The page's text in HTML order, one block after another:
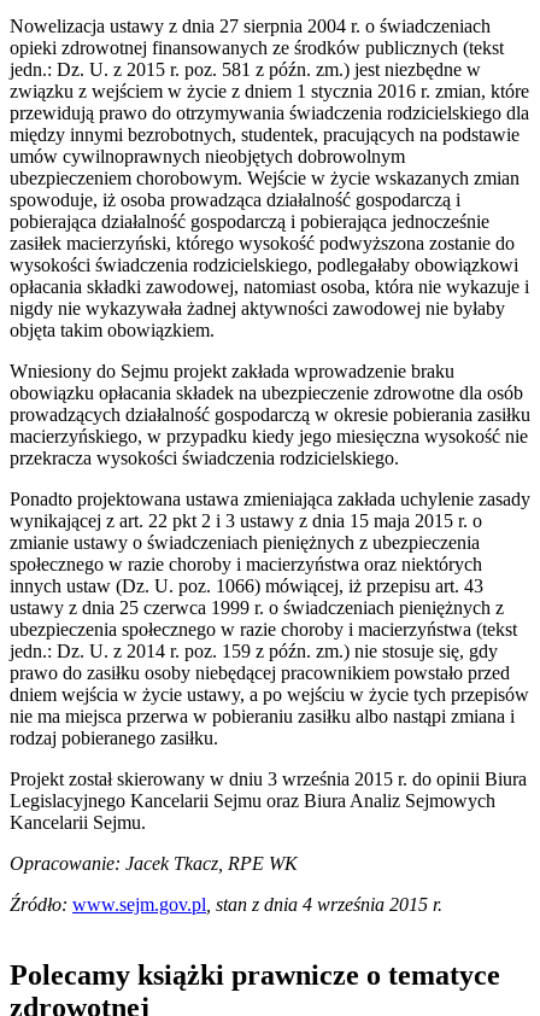
Nowelizacja ustawy z dnia 27 sierpnia 2004 r. o świadczeniach
opieki zdrowotnej finansowanych ze środków publicznych (tekst
jedn.: Dz. U. z 2015 r. poz. 581 z późn. zm.) jest niezbędne w
związku z wejściem w życie z dniem 1 stycznia 2016 r. zmian, które
przewidują prawo do otrzymywania świadczenia rodzicielskiego dla
między innymi bezrobotnych, studentek, pracujących na podstawie
umów cywilnoprawnych nieobjętych dobrowolnym
ubezpieczeniem chorobowym. Wejście w życie wskazanych zmian
spowoduje, iż osoba prowadząca działalność gospodarczą i
pobierająca działalność gospodarczą i pobierająca jednocześnie
zasiłek macierzyński, którego wysokość podwyższona zostanie do
wysokości świadczenia rodzicielskiego, podlegałaby obowiązkowi
opłacania składki zawodowej, natomiast osoba, która nie wykazuje i
nigdy nie wykazywała żadnej aktywności zawodowej nie byłaby
objęta takim obowiązkiem.
Wniesiony do Sejmu projekt zakłada wprowadzenie braku
obowiązku opłacania składek na ubezpieczenie zdrowotne dla osób
prowadzących działalność gospodarczą w okresie pobierania zasiłku
macierzyńskiego, w przypadku kiedy jego miesięczna wysokość nie
przekracza wysokości świadczenia rodzicielskiego.
Ponadto projektowana ustawa zmieniająca zakłada uchylenie zasady
wynikającej z art. 22 pkt 2 i 3 ustawy z dnia 15 maja 2015 r. o
zmianie ustawy o świadczeniach pieniężnych z ubezpieczenia
społecznego w razie choroby i macierzyństwa oraz niektórych
innych ustaw (Dz. U. poz. 1066) mówiącej, iż przepisu art. 43
ustawy z dnia 25 czerwca 1999 r. o świadczeniach pieniężnych z
ubezpieczenia społecznego w razie choroby i macierzyństwa (tekst
jedn.: Dz. U. z 2014 r. poz. 159 z późn. zm.) nie stosuje się, gdy
prawo do zasiłku osoby niebędącej pracownikiem powstało przed
dniem wejścia w życie ustawy, a po wejściu w życie tych przepisów
nie ma miejsca przerwa w pobieraniu zasiłku albo nastąpi zmiana i
rodzaj pobieranego zasiłku.
Projekt został skierowany w dniu 3 września 2015 r. do opinii Biura
Legislacyjnego Kancelarii Sejmu oraz Biura Analiz Sejmowych
Kancelarii Sejmu.
Opracowanie: Jacek Tkacz, RPE WK
Źródło: www.sejm.gov.pl, stan z dnia 4 września 2015 r.
Polecamy książki prawnicze o tematyce
zdrowotnej